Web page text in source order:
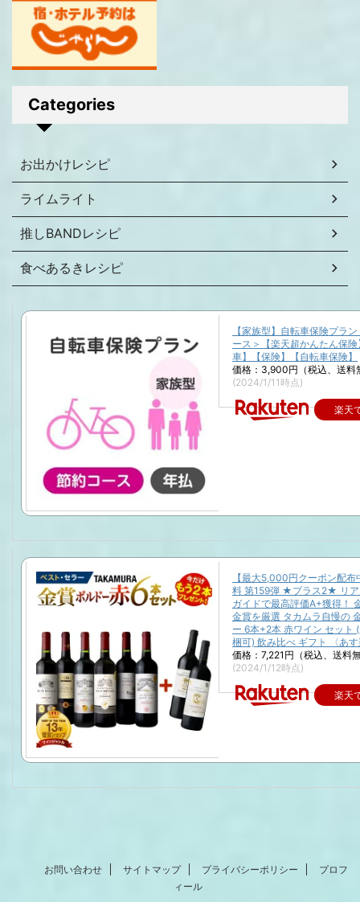
Categories
お出かけレシピ
ライムライト
推しBANDレシピ
食べあるきレシピ
【家族型】自転車保険プラ
ース＞【楽天超かんたん保
車】【保険】【自転車保険】
価格：3,900円（税込、送料
(2024/1/11時点)
楽天
【最大5,000円クーポン配布
料 第159弾 ★プラス2★ リア
ガイドで最高評価A+獲得！
金賞を厳選 タカムラ自慢の
ー 6本+2本 赤ワイン セット
梱可) 飲み比べ ギフト 〈あ
価格：7,221円（税込、送料
(2024/1/12時点)
楽天
お問い合わせ サイトマップ プライバシーポリシー
プロフ
ィール